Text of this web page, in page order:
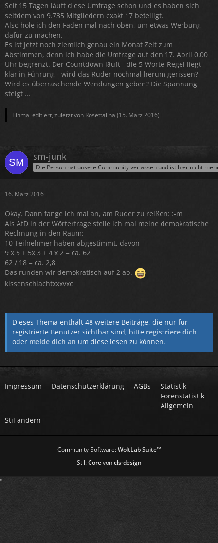
Seit 15 Tagen läuft diese Umfrage schon und es haben sich
seitdem von 9.735 Mitgliedern exakt 17 beteiligt.
Also hole ich den Faden mal nach oben, um etwas Werbung
dafür zu machen.
Es ist jetzt noch ziemlich genau ein Monat Zeit zum
Abstimmen, denn ich habe die Umfrage auf den 17. April 0.00
Uhr begrenzt. Der Countdown läuft - die 5-Worte-Regel liegt
klar in Führung - wird das Ruder nochmal herum gerissen?
Wird es überraschende Wendungen geben? Die Spannung
steigt ...
Einmal editiert, zuletzt von Rosettalina (15. März 2016)
sm-junk
Die Person hat unsere Community verlassen und ist hier nicht
16. März 2016
Okay. Dann fange ich mal an, am Ruder zu reißen: :-m
Als AfD in der Wörterfrage stelle ich mal meine demokratische
Rechnung in den Raum:
10 Teilnehmer haben abgestimmt, davon
9 x 5 + 5x 3 + 4 x 2 = ca. 62
62 / 18 = ca. 2,8
Das runden wir demokratisch auf 2 ab.
kissenschlachtxxxvxc
Dieses Thema enthält 48 weitere Beiträge, die nur für
registrierte Benutzer sichtbar sind, bitte registriere dich
oder melde dich an um diese lesen zu können.
Stil ändern
Impressum Datenschutzerklärung AGBs
Statistik
Forenstatistik
Allgemein
Community-Software:WoltLab Suite™
Stil:Corevoncls-design
"